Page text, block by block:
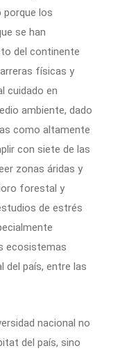
porque los
se han
del continente
físicas y
cuidado en
ambiente, dado
como altamente
con siete de las
zonas áridas y
forestal y
de estrés
ecosistemas
del país, entre las
nacional no
del país, sino